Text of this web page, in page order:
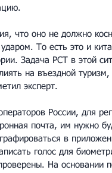
что оно не должно
То есть это и
Задача РСТ в этой
на въездной
эксперт.
России, для
почта, им нужно
в
голос для
На основании